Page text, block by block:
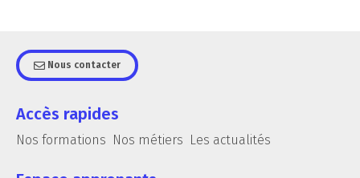
Nous contacter
Accès rapides
Nos formations Nos métiers Les actualités